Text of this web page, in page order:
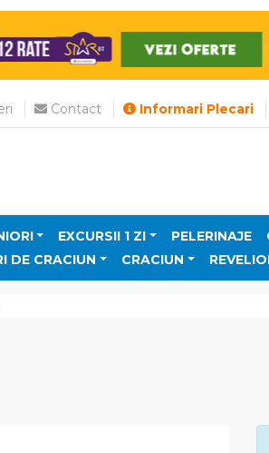
Contact Informari Plecari
EXCURSII 1 ZI PELERINAJE
DE CRACIUN CRACIUN